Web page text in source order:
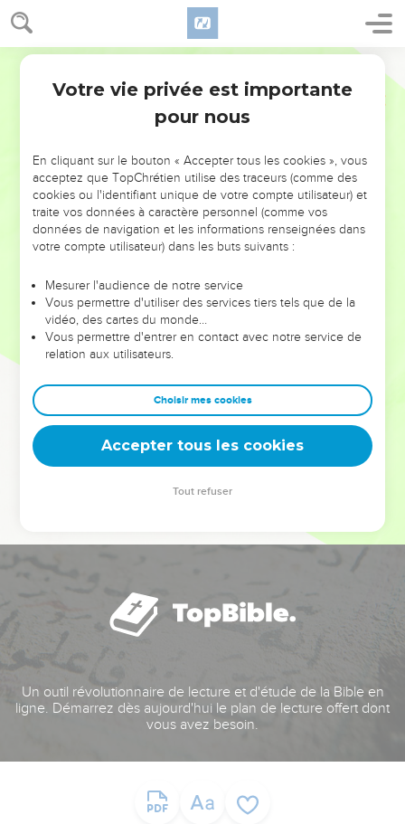
NE MANQUEZ PAS L’ÉVÉNEMENT
DE L’ANNÉE !
ET SI LEURS ERREURS POUVAIENT VOUS ÉVITER LES
VOTRES ?
leur foi ou leur vision. Mais on voit moins les doutes, les erreurs
et les saisons difficiles qu'ils ont traversés, alors même que ce
sont elles qui les ont façonnés.
Dans cette conférence, leaders, entrepreneurs, et responsables
clés pour avancer avec plus de sagesse afin que leurs erreurs
deviennent vos tremplins. Que vous guidiez un ministère, une
équipe, un groupe ou une famille, leur expérience est faite
Un outil révolutionnaire de lecture et d'étude de la Bible en
ligne. Démarrez dès aujourd'hui le plan de lecture offert dont
vous avez besoin.
Votre vie privée est importante
pour nous
En cliquant sur le bouton « Accepter tous les cookies », vous
acceptez que TopChrétien utilise des traceurs (comme des
cookies ou l'identifiant unique de votre compte utilisateur) et
traite vos données à caractère personnel (comme vos
données de navigation et les informations renseignées dans
votre compte utilisateur) dans les buts suivants :
Mesurer l'audience de notre service
Vous permettre d'utiliser des services tiers tels que de la
vidéo, des cartes du monde…
Vous permettre d'entrer en contact avec notre service de
relation aux utilisateurs.
Choisir mes cookies
Accepter tous les cookies
Tout refuser